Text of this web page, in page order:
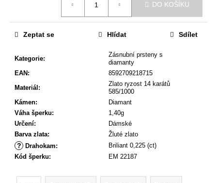
DO KOŠÍKU
Kategorie:
Zásnubní prsteny s
diamanty
EAN:
8592709218715
Materiál:
Zlato ryzost 14 karátů
585/1000
Kámen:
Diamant
Váha šperku:
1,40g
Určení:
Dámské
Barva zlata: Žluté zlato
? Drahokam:
Briliant 0,225 (ct)
Kód šperku: EM 22187
Zeptat se Hlídat Sdílet